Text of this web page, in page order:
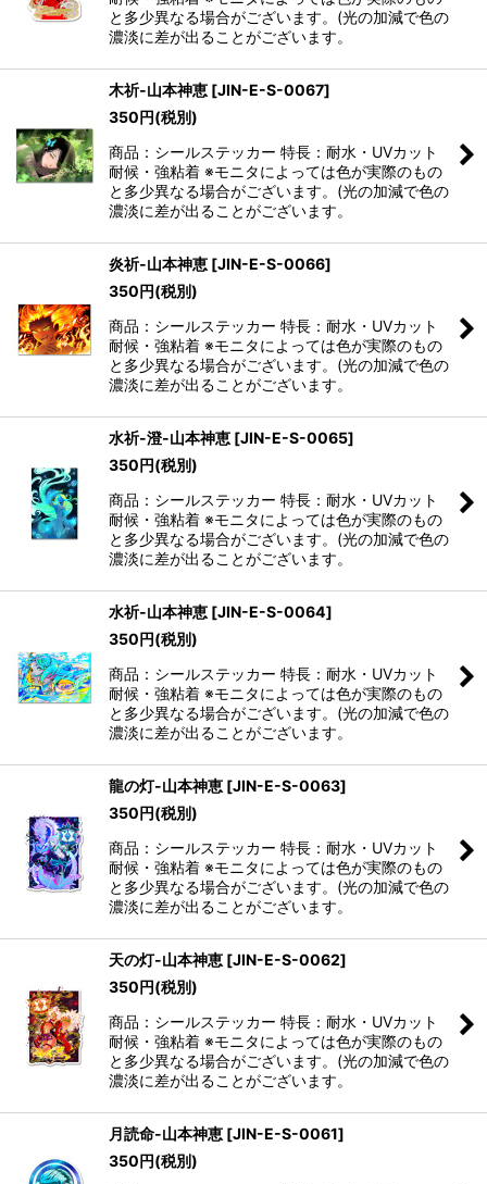
と多少異なる場合がございます。(光の加減で色の
濃淡に差が出ることがございます。
木祈-山本神恵 [JIN-E-S-0067]
350円(税別)
商品：シールステッカー 特長：耐水・UVカット
耐候・強粘着 ※モニタによっては色が実際のもの
と多少異なる場合がございます。(光の加減で色の
濃淡に差が出ることがございます。
炎祈-山本神恵 [JIN-E-S-0066]
350円(税別)
商品：シールステッカー 特長：耐水・UVカット
耐候・強粘着 ※モニタによっては色が実際のもの
と多少異なる場合がございます。(光の加減で色の
濃淡に差が出ることがございます。
水祈-澄-山本神恵 [JIN-E-S-0065]
350円(税別)
商品：シールステッカー 特長：耐水・UVカット
耐候・強粘着 ※モニタによっては色が実際のもの
と多少異なる場合がございます。(光の加減で色の
濃淡に差が出ることがございます。
水祈-山本神恵 [JIN-E-S-0064]
350円(税別)
商品：シールステッカー 特長：耐水・UVカット
耐候・強粘着 ※モニタによっては色が実際のもの
と多少異なる場合がございます。(光の加減で色の
濃淡に差が出ることがございます。
龍の灯-山本神恵 [JIN-E-S-0063]
350円(税別)
商品：シールステッカー 特長：耐水・UVカット
耐候・強粘着 ※モニタによっては色が実際のもの
と多少異なる場合がございます。(光の加減で色の
濃淡に差が出ることがございます。
天の灯-山本神恵 [JIN-E-S-0062]
350円(税別)
商品：シールステッカー 特長：耐水・UVカット
耐候・強粘着 ※モニタによっては色が実際のもの
と多少異なる場合がございます。(光の加減で色の
濃淡に差が出ることがございます。
月読命-山本神恵 [JIN-E-S-0061]
350円(税別)